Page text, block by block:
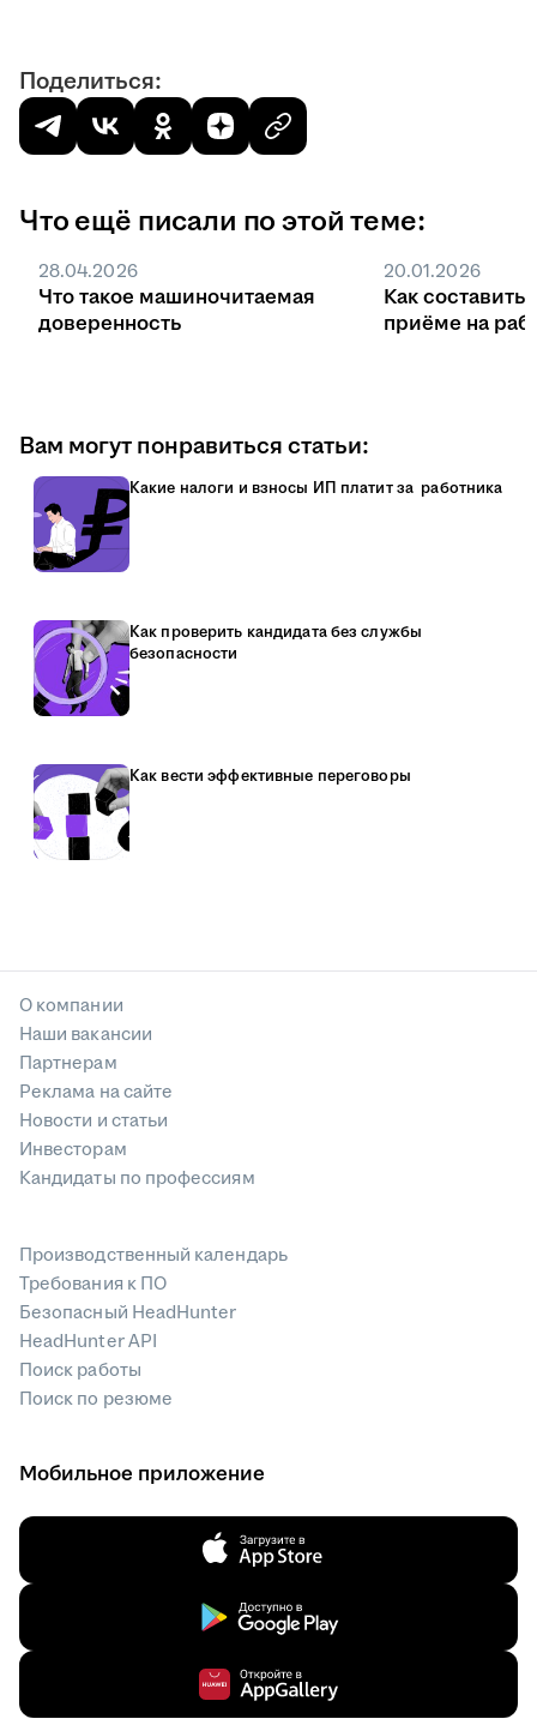
Поделиться:
Что ещё писали по этой теме:
28.04.2026
Что такое машиночитаемая
доверенность
20.01.2026
Как составить
приёме на
Вам могут понравиться статьи:
Какие налоги и взносы ИП платит за работника
Как проверить кандидата без службы
безопасности
Как вести эффективные переговоры
О компании
Наши вакансии
Партнерам
Реклама на сайте
Новости и статьи
Инвесторам
Кандидаты по профессиям
Производственный календарь
Требования к ПО
Безопасный HeadHunter
HeadHunter API
Поиск работы
Поиск по резюме
Мобильное приложение